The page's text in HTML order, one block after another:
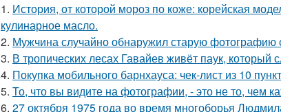
1. История, от которой мороз по коже: корейская
кулинарное масло.
2. Мужчина случайно обнаружил старую
3. В тропических лесах Гавайев живёт паук, который
4. Покупка мобильного барнхауса: чек-лист из 10
5. То, что вы видите на фотографии, - это не то, чем
6. 27 октября 1975 года во время многоборья